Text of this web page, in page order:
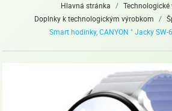
Hlavná stránka / Technologické
Doplnky k technologickým výrobkom /
Smart hodinky, CANYON " Jacky SW-